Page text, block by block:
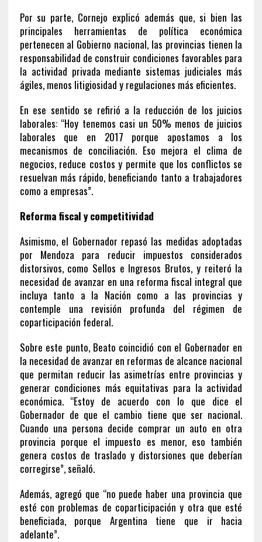
Por su parte, Cornejo explicó además que, si bien las
principales herramientas de política económica
pertenecen al Gobierno nacional, las provincias tienen la
responsabilidad de construir condiciones favorables para
la actividad privada mediante sistemas judiciales más
ágiles, menos litigiosidad y regulaciones más eficientes.
En ese sentido se refirió a la reducción de los juicios
laborales: “Hoy tenemos casi un 50% menos de juicios
laborales que en 2017 porque apostamos a los
mecanismos de conciliación. Eso mejora el clima de
negocios, reduce costos y permite que los conflictos se
resuelvan más rápido, beneficiando tanto a trabajadores
como a empresas”.
Reforma fiscal y competitividad
Asimismo, el Gobernador repasó las medidas adoptadas
por Mendoza para reducir impuestos considerados
distorsivos, como Sellos e Ingresos Brutos, y reiteró la
necesidad de avanzar en una reforma fiscal integral que
incluya tanto a la Nación como a las provincias y
contemple una revisión profunda del régimen de
coparticipación federal.
Sobre este punto, Beato coincidió con el Gobernador en
la necesidad de avanzar en reformas de alcance nacional
que permitan reducir las asimetrías entre provincias y
generar condiciones más equitativas para la actividad
económica. “Estoy de acuerdo con lo que dice el
Gobernador de que el cambio tiene que ser nacional.
Cuando una persona decide comprar un auto en otra
provincia porque el impuesto es menor, eso también
genera costos de traslado y distorsiones que deberían
corregirse”, señaló.
Además, agregó que “no puede haber una provincia que
esté con problemas de coparticipación y otra que esté
beneficiada, porque Argentina tiene que ir hacia
adelante”.